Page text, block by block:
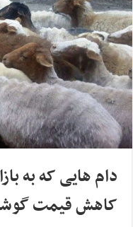
دام هایی که به
کاهش قیمت